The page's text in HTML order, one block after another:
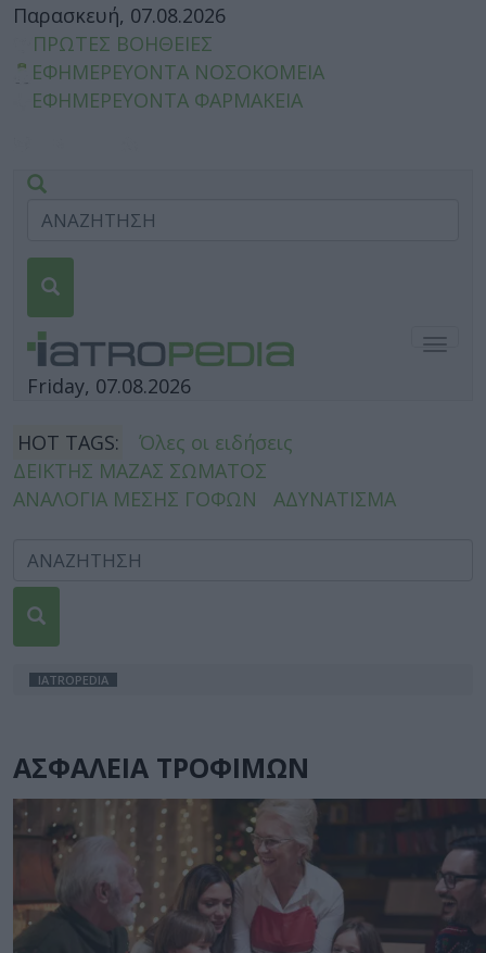
Παρασκευή, 07.08.2026
ΠΡΩΤΕΣ ΒΟΗΘΕΙΕΣ
ΕΦΗΜΕΡΕΥΟΝΤΑ ΝΟΣΟΚΟΜΕΙΑ
ΕΦΗΜΕΡΕΥΟΝΤΑ ΦΑΡΜΑΚΕΙΑ
Friday, 07.08.2026
HOT TAGS:
Όλες οι ειδήσεις
ΔΕΙΚΤΗΣ ΜΑΖΑΣ ΣΩΜΑΤΟΣ
ΑΝΑΛΟΓΙΑ ΜΕΣΗΣ ΓΟΦΩΝ
ΑΔΥΝΑΤΙΣΜΑ
IATROPEDIA
ΑΣΦΑΛΕΙΑ ΤΡΟΦΙΜΩΝ